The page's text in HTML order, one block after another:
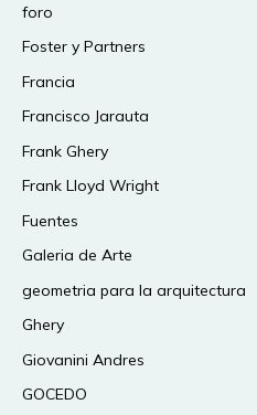
foro
Foster y Partners
Francia
Francisco Jarauta
Frank Ghery
Frank Lloyd Wright
Fuentes
Galeria de Arte
geometria para la arquitectura
Ghery
Giovanini Andres
GOCEDO